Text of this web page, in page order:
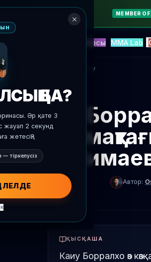
MEMBER
Қарсы MMA Lab
Жаңалықтарға оралу
Автор:
ҚЫСҚАША
Каиу Борралхо өз
БА?
Әр қате 3
жауап 2 секунд
жетесің?
— тіркелусіз